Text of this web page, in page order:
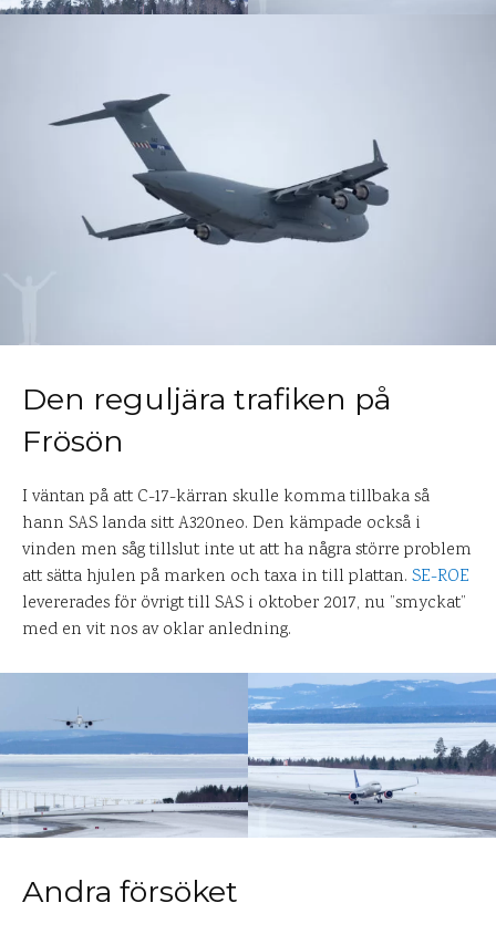
Den reguljära trafiken på
Frösön
I väntan på att C-17-kärran skulle komma tillbaka så
hann SAS landa sitt A320neo. Den kämpade också i
vinden men såg tillslut inte ut att ha några större problem
att sätta hjulen på marken och taxa in till plattan. SE-ROE
levererades för övrigt till SAS i oktober 2017, nu ”smyckat”
med en vit nos av oklar anledning.
Andra försöket